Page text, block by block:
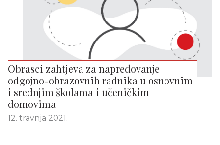
Obrasci zahtjeva za napredovanje
odgojno-obrazovnih radnika u osnovnim
i srednjim školama i učeničkim
domovima
12. travnja 2021.